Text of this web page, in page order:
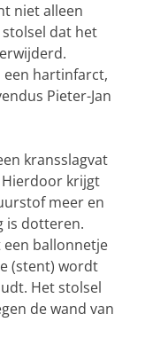
niet alleen
dat het
hartinfarct,
Pieter-Jan
kransslagvat
krijgt
meer en
is dotteren.
ballonnetje
(stent) wordt
Het stolsel
de wand van